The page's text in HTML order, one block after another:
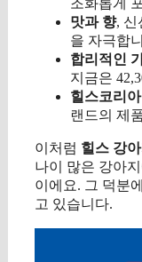
조화롭게
맛과 향, 신
을 자극합
합리적인
지금은
힐스코리
랜드의 제
이처럼 힐스 강
나이 많은 강아
이에요. 그 덕분
고 있습니다.